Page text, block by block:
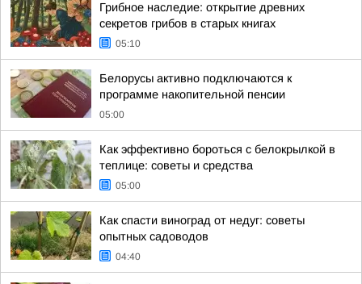
Грибное наследие: открытие древних
секретов грибов в старых книгах
05:10
Белорусы активно подключаются к
программе накопительной пенсии
05:00
Как эффективно бороться с белокрылкой в
теплице: советы и средства
05:00
Как спасти виноград от недуг: советы
опытных садоводов
04:40